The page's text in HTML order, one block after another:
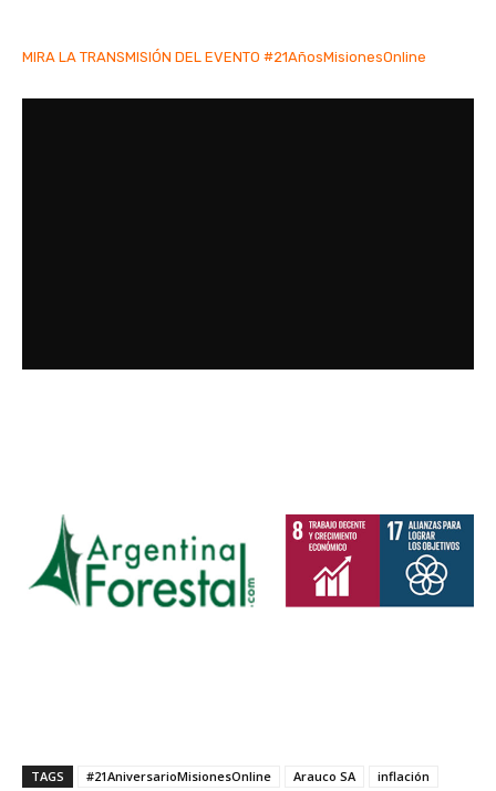
MIRA LA TRANSMISIÓN DEL EVENTO #21AñosMisionesOnline
TAGS #21AniversarioMisionesOnline Arauco SA
inflación